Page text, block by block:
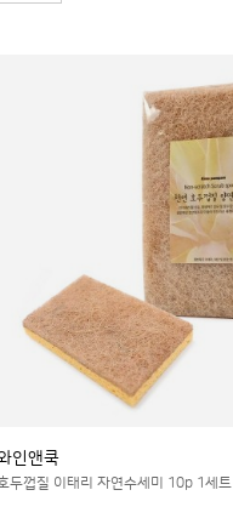
인앤쿡
두껍질 이태리 자연수세미 10p 1세트